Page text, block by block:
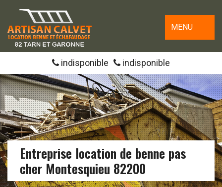
MENU
indisponible indisponible
Entreprise location de benne pas
cher Montesquieu 82200